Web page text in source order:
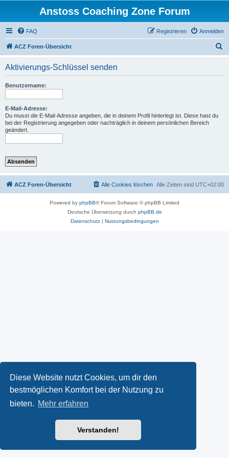
Diese Website nutzt Cookies, um dir den
bestmöglichen Komfort bei der Nutzung zu
bieten. Mehr erfahren
Verstanden!
Anstoss Coaching Zone Forum
FAQ Anmelden
Registrieren
ACZ Foren-Übersicht
Aktivierungs-Schlüssel senden
Benutzername:
E-Mail-Adresse:
Du musst die E-Mail-Adresse angeben, die in deinem Profil hinterlegt ist. Diese hast du
bei der Registrierung angegeben oder nachträglich in deinem persönlichen Bereich
geändert.
ACZ Foren-Übersicht Alle Zeiten sind UTC+02:00
Alle Cookies löschen
Powered by phpBB® Forum Software © phpBB Limited
Deutsche Übersetzung durch phpBB.de
Datenschutz| Nutzungsbedingungen